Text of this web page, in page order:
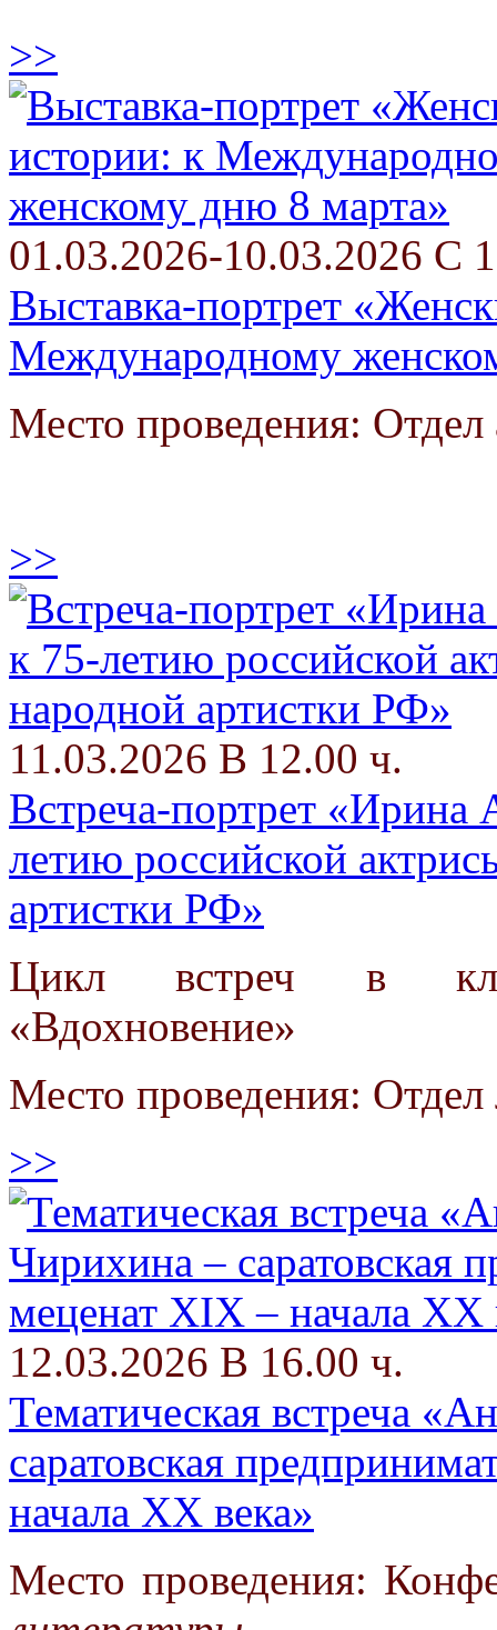
>>
01.03.2026-10.03.2026 С
Выставка-портрет
Международному
Место проведения: Отдел
>>
11.03.2026 В 12.00 ч.
Встреча-портрет «Ирина
летию российской
артистки РФ»
Цикл встреч в
«Вдохновение»
Место проведения: Отдел
>>
12.03.2026 В 16.00 ч.
Тематическая встреча
саратовская
начала ХХ века»
Место проведения: